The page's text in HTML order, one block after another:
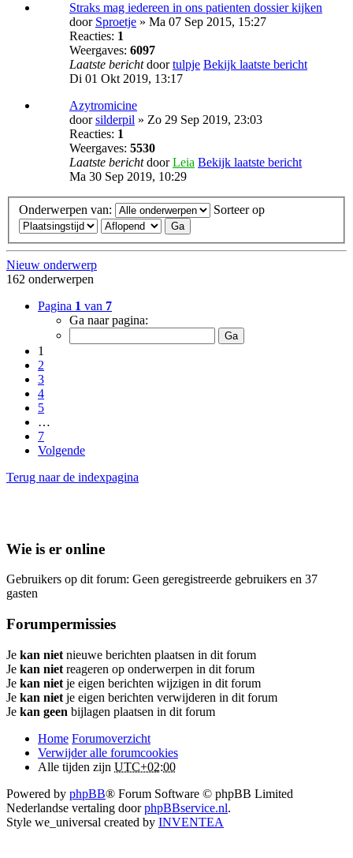
Straks mag iedereen in ons patienten dossier kijken
door Sproetje » Ma 07 Sep 2015, 15:27
Reacties: 1
Weergaves: 6097
Laatste berichtdoortulpje Bekijk laatste bericht
Di 01 Okt 2019, 13:17
Azytromicine
doorsilderpil » Zo 29 Sep 2019, 23:03
Reacties: 1
Weergaves: 5530
Laatste berichtdoorLeia Bekijk laatste bericht
Ma 30 Sep 2019, 10:29
Onderwerpen van: Sorteer op
Nieuw onderwerp
162 onderwerpen
Pagina 1 van 7
Ga naar pagina:
1
2
3
4
5
…
7
Volgende
Terug naar de indexpagina
Wie is er online
Gebruikers op dit forum: Geen geregistreerde gebruikers en 37
gasten
Forumpermissies
Je kan niet nieuwe berichten plaatsen in dit forum
Je kan niet reageren op onderwerpen in dit forum
Je kan niet je eigen berichten wijzigen in dit forum
Je kan niet je eigen berichten verwijderen in dit forum
Je kan geen bijlagen plaatsen in dit forum
Home Forumoverzicht
Verwijder alle forumcookies
Alle tijden zijn UTC+02:00
Powered by phpBB® Forum Software © phpBB Limited
Nederlandse vertaling doorphpBBservice.nl.
Style we_universal created by INVENTEA